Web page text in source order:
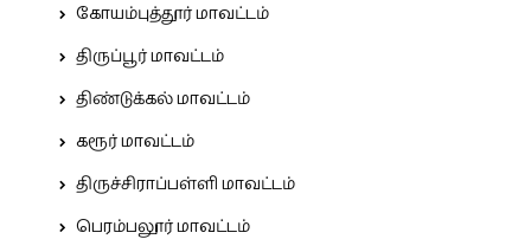
கோயம்புத்தூர் மாவட்டம்
திருப்பூர் மாவட்டம்
திண்டுக்கல் மாவட்டம்
கரூர் மாவட்டம்
திருச்சிராப்பள்ளி மாவட்டம்
பெரம்பலூர் மாவட்டம்